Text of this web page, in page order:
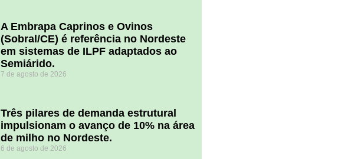
A Embrapa Caprinos e Ovinos
(Sobral/CE) é referência no Nordeste
em sistemas de ILPF adaptados ao
Semiárido.
7 de agosto de 2026
​Três pilares de demanda estrutural
impulsionam o avanço de 10% na área
de milho no Nordeste.
6 de agosto de 2026